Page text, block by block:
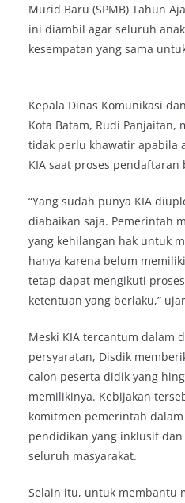
Murid Baru (SPMB) Tahun
ini diambil agar seluruh
kesempatan yang sama
Kepala Dinas Komunikasi
Kota Batam, Rudi Panjaitan,
tidak perlu khawatir apabila
KIA saat proses pendaftaran
“Yang sudah punya KIA
diabaikan saja. Pemerintah
yang kehilangan hak untuk
hanya karena belum
tetap dapat mengikuti
ketentuan yang berlaku,”
Meski KIA tercantum dalam
persyaratan, Disdik
calon peserta didik yang
memilikinya. Kebijakan
komitmen pemerintah
pendidikan yang inklusif
seluruh masyarakat.
Selain itu, untuk membantu